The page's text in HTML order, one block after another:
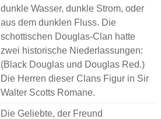
dunkle Wasser, dunkle Strom, oder
aus dem dunklen Fluss. Die
schottischen Douglas-Clan hatte
zwei historische Niederlassungen:
(Black Douglas und Douglas Red.)
Die Herren dieser Clans Figur in Sir
Walter Scotts Romane.
Die Geliebte, der Freund